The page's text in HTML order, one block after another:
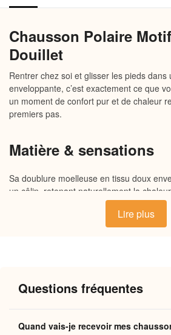
Chausson Polaire
Douillet
Rentrer chez soi et glisser les pieds dans
enveloppante, c’est exactement ce que
un moment de confort pur et de chaleur
premiers pas.
Matière & sensations
Sa doublure moelleuse en tissu doux
un câlin, retenant naturellement la
restent bien au chaud tout au long de la
épouse les contours du pied sans le
semelle antidérapante assure une bonne
Pourquoi vous allez
Lire plus
Questions fréquentes
Quand vais-je recevoir mes